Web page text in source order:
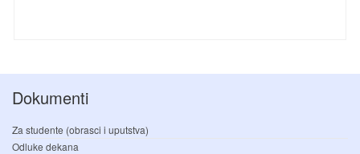
Dokumenti
Za studente (obrasci i uputstva)
Odluke dekana